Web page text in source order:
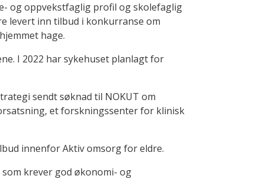
og oppvekstfaglig profil og skolefaglig
levert inn tilbud i konkurranse om
hage.
I 2022 har sykehuset planlagt for
sendt søknad til NOKUT om
et forskningssenter for klinisk
innenfor Aktiv omsorg for eldre.
krever god økonomi- og